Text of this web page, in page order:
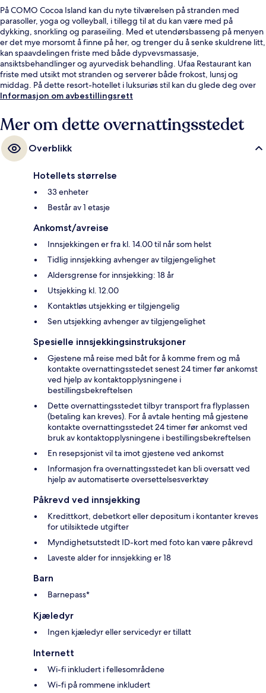
På COMO Cocoa Island kan du nyte tilværelsen på stranden med
parasoller, yoga og volleyball, i tillegg til at du kan være med på
dykking, snorkling og paraseiling. Med et utendørsbasseng på menyen
er det mye morsomt å finne på her, og trenger du å senke skuldrene litt,
kan spaavdelingen friste med både dypvevsmassasje,
ansiktsbehandlinger og ayurvedisk behandling. Ufaa Restaurant kan
friste med utsikt mot stranden og serverer både frokost, lunsj og
middag. På dette resort-hotellet i luksuriøs stil kan du glede deg over
fasiliteter som en bassengbar, et døgnåpent treningssenter og et
Informasjon om avbestillingsrett
Mer om dette overnattingsstedet
Overblikk
Hotellets størrelse
33 enheter
Består av 1 etasje
Ankomst/avreise
Innsjekkingen er fra kl. 14.00 til når som helst
Tidlig innsjekking avhenger av tilgjengelighet
Aldersgrense for innsjekking: 18 år
Utsjekking kl. 12.00
Kontaktløs utsjekking er tilgjengelig
Sen utsjekking avhenger av tilgjengelighet
Spesielle innsjekkingsinstruksjoner
Gjestene må reise med båt for å komme frem og må
kontakte overnattingsstedet senest 24 timer før ankomst
ved hjelp av kontaktopplysningene i
bestillingsbekreftelsen
Dette overnattingsstedet tilbyr transport fra flyplassen
(betaling kan kreves). For å avtale henting må gjestene
kontakte overnattingsstedet 24 timer før ankomst ved
bruk av kontaktopplysningene i bestillingsbekreftelsen
En resepsjonist vil ta imot gjestene ved ankomst
Informasjon fra overnattingsstedet kan bli oversatt ved
hjelp av automatiserte oversettelsesverktøy
Påkrevd ved innsjekking
Kredittkort, debetkort eller depositum i kontanter kreves
for utilsiktede utgifter
Myndighetsutstedt ID-kort med foto kan være påkrevd
Laveste alder for innsjekking er 18
Barn
Barnepass*
Kjæledyr
Ingen kjæledyr eller servicedyr er tillatt
Internett
Wi-fi inkludert i fellesområdene
Wi-fi på rommene inkludert